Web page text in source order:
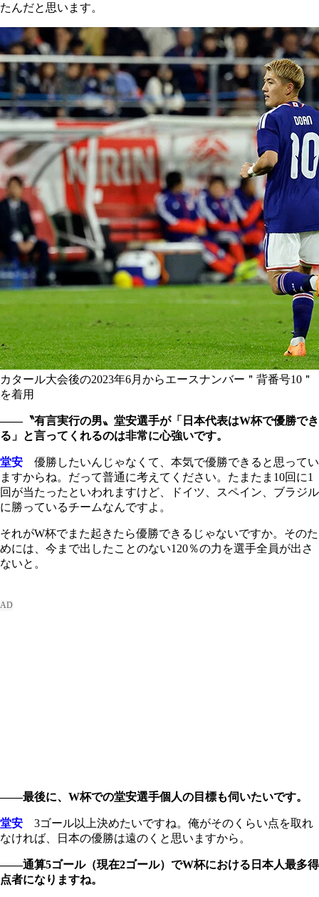
たんだと思います。
カタール大会後の2023年6月からエースナンバー＂背番号10＂
を着用
――〝有言実行の男〟堂安選手が「日本代表はW杯で優勝でき
る」と言ってくれるのは非常に心強いです。
堂安 優勝したいんじゃなくて、本気で優勝できると思ってい
ますからね。だって普通に考えてください。たまたま10回に1
回が当たったといわれますけど、ドイツ、スペイン、ブラジル
に勝っているチームなんですよ。
それがW杯でまた起きたら優勝できるじゃないですか。そのた
めには、今まで出したことのない120％の力を選手全員が出さ
ないと。
――最後に、W杯での堂安選手個人の目標も伺いたいです。
堂安 3ゴール以上決めたいですね。俺がそのくらい点を取れ
なければ、日本の優勝は遠のくと思いますから。
――通算5ゴール（現在2ゴール）でW杯における日本人最多得
点者になりますね。